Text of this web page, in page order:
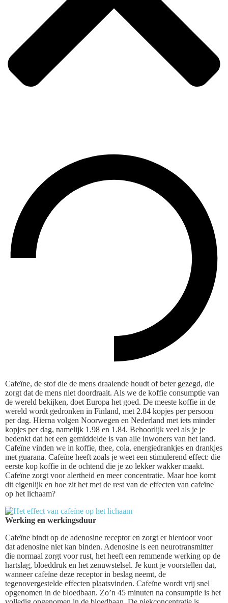
Cafeïne, de stof die de mens draaiende houdt of beter gezegd, die
zorgt dat de mens niet doordraait. Als we de koffie consumptie van
de wereld bekijken, doet Europa het goed. De meeste koffie in de
wereld wordt gedronken in Finland, met 2.84 kopjes per persoon
per dag. Hierna volgen Noorwegen en Nederland met iets minder
kopjes per dag, namelijk 1.98 en 1.84. Behoorlijk veel als je je
bedenkt dat het een gemiddelde is van alle inwoners van het land.
Cafeïne vinden we in koffie, thee, cola, energiedrankjes en drankjes
met guarana. Cafeïne heeft zoals je weet een stimulerend effect: die
eerste kop koffie in de ochtend die je zo lekker wakker maakt.
Cafeïne zorgt voor alertheid en meer concentratie. Maar hoe komt
dit eigenlijk en hoe zit het met de rest van de effecten van cafeïne
op het lichaam?
Werking en werkingsduur
Cafeïne bindt op de adenosine receptor en zorgt er hierdoor voor
dat adenosine niet kan binden. Adenosine is een neurotransmitter
die normaal zorgt voor rust, het heeft een remmende werking op de
hartslag, bloeddruk en het zenuwstelsel. Je kunt je voorstellen dat,
wanneer cafeïne deze receptor in beslag neemt, de
tegenovergestelde effecten plaatsvinden. Cafeïne wordt vrij snel
opgenomen in de bloedbaan. Zo’n 45 minuten na consumptie is het